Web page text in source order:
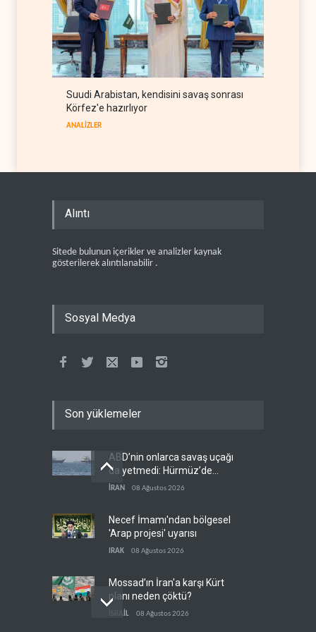
Suudi Arabistan, kendisini savaş sonrası
Körfez'e hazırlıyor
ANALİZLER
Alıntı
Sitede bulunun içerikler ve analizler kaynak
gösterilerek alıntılanabilir .
Sosyal Medya
Son yüklemeler
ABD’nin onlarca savaş uçağı
da yetmedi: Hürmüz’de
gemi vuruldu
İRAN 08 Ağustos 2026
Necef İmamı'ndan bölgesel
'Arap projesi' uyarısı
IRAK 08 Ağustos 2026
Mossad’ın İran'a karşı Kürt
planı neden çöktü?
İSRAİL 08 Ağustos 2026